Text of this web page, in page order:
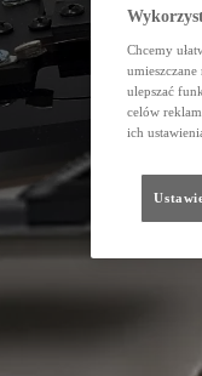
Chcemy
ulepszać
celów
ich